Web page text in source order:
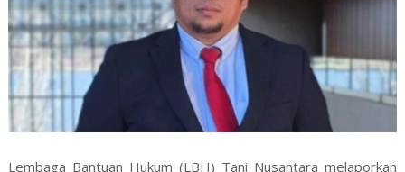
Lembaga Bantuan Hukum (LBH) Tani Nusantara melaporkan